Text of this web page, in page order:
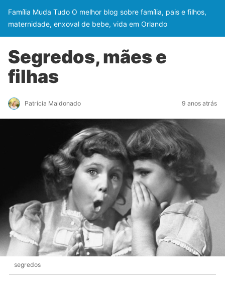
Família Muda Tudo O melhor blog sobre família, pais e filhos,
maternidade, enxoval de bebe, vida em Orlando
Segredos, mães e
filhas
Patrícia Maldonado 9 anos atrás
segredos